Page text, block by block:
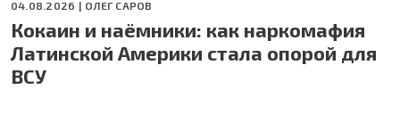
04.08.2026 | ОЛЕГ САРОВ
Кокаин и наёмники: как наркомафия
Латинской Америки стала опорой для
ВСУ